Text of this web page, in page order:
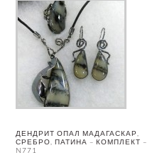
ДЕНДРИТ ОПАЛ МАДАГАСКАР,
СРЕБРО, ПАТИНА – КОМПЛЕКТ –
N771